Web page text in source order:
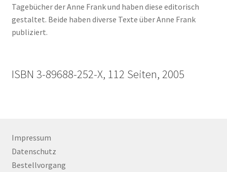
Tagebücher der Anne Frank und haben diese editorisch
gestaltet. Beide haben diverse Texte über Anne Frank
publiziert.
ISBN 3-89688-252-X, 112 Seiten, 2005
Impressum
Datenschutz
Bestellvorgang